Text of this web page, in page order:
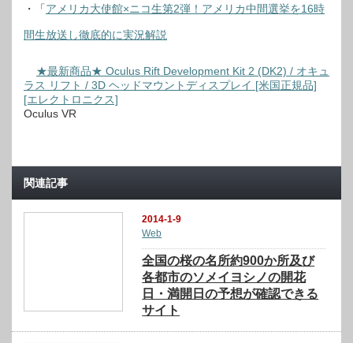
・「アメリカ大使館×ニコ生第2弾！アメリカ中間選挙を16時
間生放送し徹底的に実況解説
★最新商品★ Oculus Rift Development Kit 2 (DK2) / オキュ
ラス リフト / 3D ヘッドマウントディスプレイ [米国正規品]
[エレクトロニクス]
Oculus VR
関連記事
2014-1-9
Web
全国の桜の名所約900か所及び
各都市のソメイヨシノの開花
日・満開日の予想が確認できる
サイト